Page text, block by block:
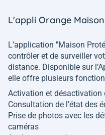
L'appli Orange
L’application "Maison
contrôler et de surveiller
distance. Disponible sur
elle offre plusieurs
Activation et désactivation
Consultation de l’état des
Prise de photos avec les
caméras